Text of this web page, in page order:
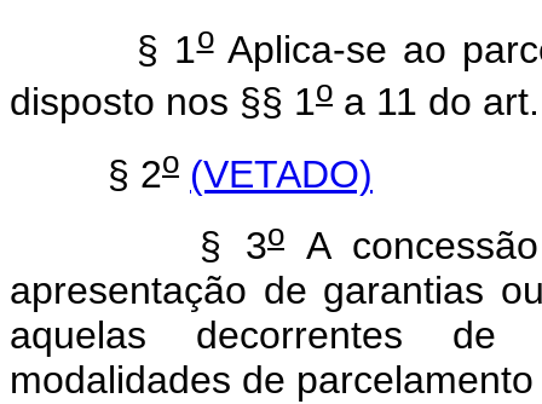
§ 1oAplica-se ao
disposto nos §§ 1o a 11 do
§ 2o (VETADO)
§ 3o A
apresentação de garantias
aquelas decorrentes de
modalidades de